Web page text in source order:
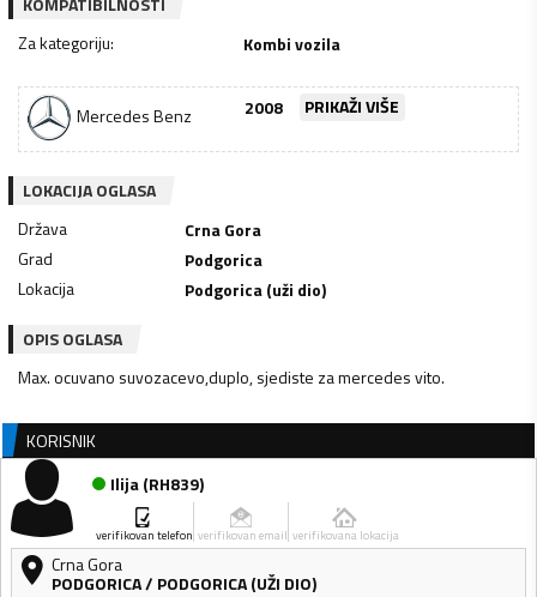
Za kategoriju: Kombi vozila
Mercedes Benz 2008 PRIKAŽI VIŠE
LOKACIJA OGLASA
Država
Crna Gora
Grad
Podgorica
Lokacija
Podgorica (uži dio)
OPIS OGLASA
Max. ocuvano suvozacevo,duplo, sjediste za mercedes vito.
KORISNIK
Ilija(RH839)
verifikovan telefon verifikovan email verifikovana lokacija
Crna Gora
PODGORICA/ PODGORICA (UŽI DIO)